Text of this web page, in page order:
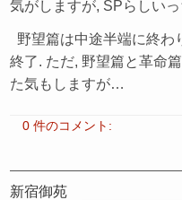
気がしますが, SPらしい
野望篇は中途半端に終わ
終了. ただ, 野望篇と革命
た気もしますが…
0 件のコメント:
新宿御苑